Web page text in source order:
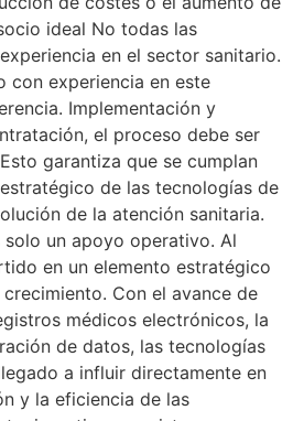
ideal No todas las
en el sector sanitario.
con experiencia en este
Implementación y
el proceso debe ser
garantiza que se cumplan
de las tecnologías de
de la atención sanitaria.
un apoyo operativo. Al
en un elemento estratégico
Con el avance de
médicos electrónicos, la
de datos, las tecnologías
a influir directamente en
y la eficiencia de las